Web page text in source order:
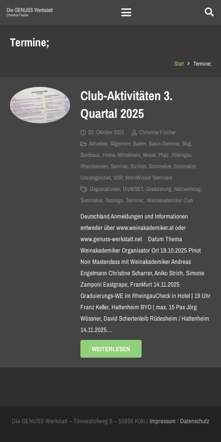
Termine;
Start Termine;
Club-Aktivitäten 3.
Quartal 2025
22. Oktober 2025
Christina Fischer
Aktuelles,Allgemein, Baden, Basis-Seminar, Blog,
Bordeaux, Home, Mittelrhein, Mosel, Pfalz, Rheingau,
Rheinhessen, Seminar, Sizilien, Sommelier, Sommelier,
Uncategorized, VDP, WeinWisser Seminare
Degustationen, DipWSET,Graduierung, Netzwerktag;,
Sommelier, Tastings, Termine;, Weinakademiker Club
Deutschland Anmeldungen und Informationen
entweder über www.weinakademiker.at oder
www.genuss-werkstatt.net Datum Thema
Weinakademiker Organisator Ort 19.10.2025 Pinot
Noir Masterclass mit Weinakademiker Andreas
Engelmann Christine Scharrer, Aniko Strich, Simone
Zamponi Eastgrape, Frankfurt 14.11.2025
Graduierungs-WE im RheingauCheck in Hotel | 19 Uhr
Franz Keller, Hattenheim BYO | max. 15 Pax Jörg
Wössner, David Schertenleib Rüdesheim / Hattenheim
14.11.2025…
WEITERLESEN
Die GENUSS Werkstatt – Tönneshofweg 8 – 50858 Köln / Impressum / Datenschutz